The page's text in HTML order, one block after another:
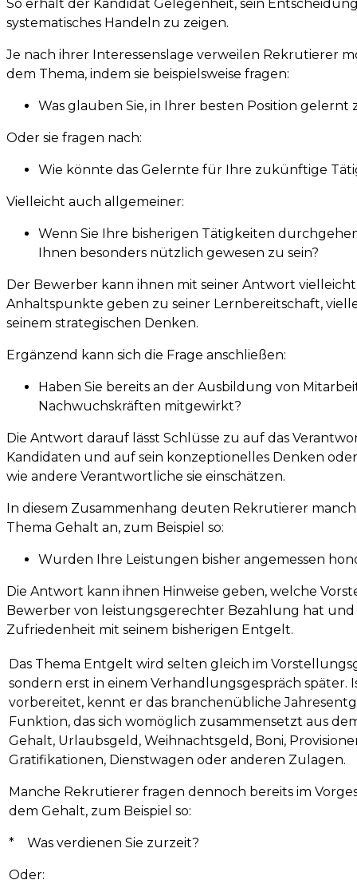
So erhält der Kandidat Gelegenheit, sein
systematisches Handeln zu zeigen.
Je nach ihrer Interessenslage verweilen Rekrutierer
dem Thema, indem sie beispielsweise fragen:
Was glauben Sie, in Ihrer besten Position gelernt
Oder sie fragen nach:
Wie könnte das Gelernte für Ihre zukünftige
Vielleicht auch allgemeiner:
Wenn Sie Ihre bisherigen Tätigkeiten
Ihnen besonders nützlich gewesen zu sein?
Der Bewerber kann ihnen mit seiner Antwort
Anhaltspunkte geben zu seiner Lernbereitschaft,
seinem strategischen Denken.
Ergänzend kann sich die Frage anschließen:
Haben Sie bereits an der Ausbildung von
Nachwuchskräften mitgewirkt?
Die Antwort darauf lässt Schlüsse zu auf das
Kandidaten und auf sein konzeptionelles Denken
wie andere Verantwortliche sie einschätzen.
In diesem Zusammenhang deuten Rekrutierer
Thema Gehalt an, zum Beispiel so:
Wurden Ihre Leistungen bisher angemessen
Die Antwort kann ihnen Hinweise geben, welche
Bewerber von leistungsgerechter Bezahlung hat und
Zufriedenheit mit seinem bisherigen Entgelt.
Das Thema Entgelt wird selten gleich im
sondern erst in einem Verhandlungsgespräch später.
vorbereitet, kennt er das branchenübliche
Funktion, das sich womöglich zusammensetzt aus
Gehalt, Urlaubsgeld, Weihnachtsgeld, Boni,
Gratifikationen, Dienstwagen oder anderen Zulagen.
Manche Rekrutierer fragen dennoch bereits im
dem Gehalt, zum Beispiel so:
* Was verdienen Sie zurzeit?
Oder: